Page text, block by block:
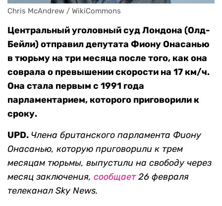
Chris McAndrew / WikiCommons
Центральный уголовный суд Лондона (Олд-
Бейли) отправил депутата Фиону Онасанью
в тюрьму на три месяца после того, как она
соврала о превышении скорости на 17 км/ч.
Она стала первым с 1991 года
парламентарием, которого приговорили к
сроку.
UPD. Члена британского парламента Фиону
Онасанью, которую приговорили к трем
месяцам тюрьмы, выпустили на свободу через
месяц заключения, сообщает26 февраля
телеканал Sky News.